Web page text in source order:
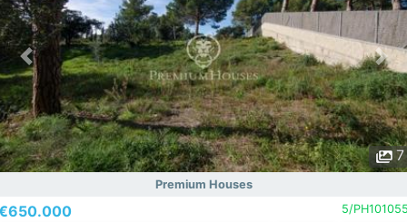
7
Premium Houses
5/